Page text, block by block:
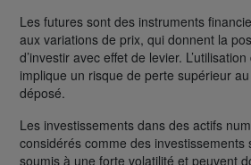
Les futures sont des instruments
aux variations de prix, qui donnent la
d’investir avec effet de levier.
implique un risque de perte supérieur
déposé.
Les investissements dans des actifs
considérés comme des investissements
soumis à une forte volatilité et peuvent